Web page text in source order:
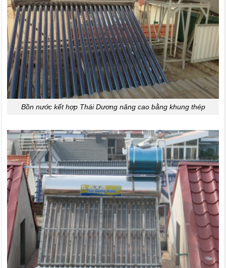
Bồn nước kết hợp Thái Dương năng cao bằng khung thép